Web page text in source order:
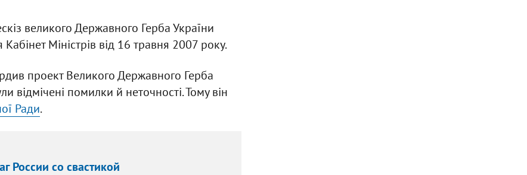
великого Державного Герба України
Міністрів від 16 травня 2007 року.
проект Великого Державного Герба
відмічені помилки й неточності. Тому він
Ради.
России со свастикой